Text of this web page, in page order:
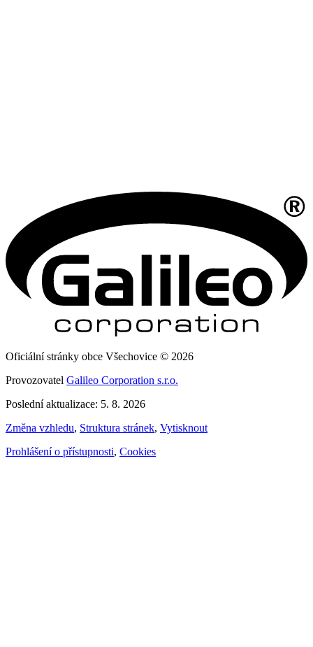
Oficiální stránky obce Všechovice © 2026
Provozovatel Galileo Corporation s.r.o.
Poslední aktualizace: 5. 8. 2026
Změna vzhledu, Struktura stránek, Vytisknout
Prohlášení o přístupnosti, Cookies